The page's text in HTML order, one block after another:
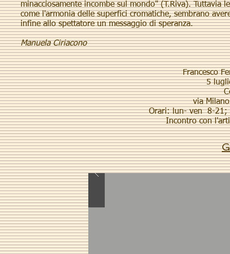
minacciosamente incombe sul mondo" (T.Riva). Tuttavia
come l'armonia delle superfici cromatiche, sembrano
infine allo spettatore un messaggio di speranza.
Manuela Ciriacono
Francesco
5
via
Orari: lun- ven 8-21;
Incontro con